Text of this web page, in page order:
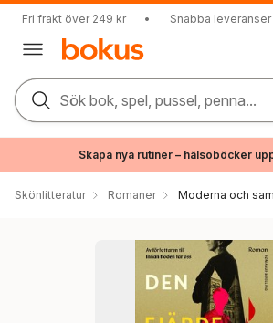
Fri frakt över 249 kr • Snabba leveranser
Sök bok, spel, pussel, penna...
Skapa nya rutiner – hälsoböcker
Skönlitteratur Romaner Moderna och